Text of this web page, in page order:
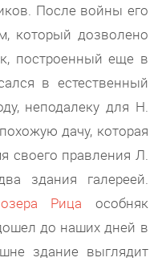
После войны его
который дозволено
построенный еще в
в естественный
неподалеку для Н.
дачу, которая
своего правления Л.
здания галереей.
озера Рица особняк
до наших дней в
здание выглядит